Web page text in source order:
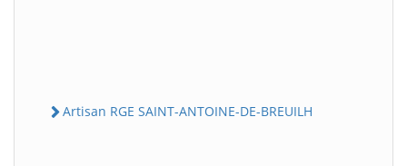
Artisan RGE SAINT-ANTOINE-DE-BREUILH